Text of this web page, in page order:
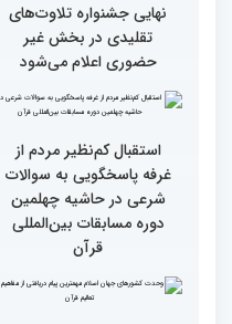
گزارش تصویری اولین روز
رقابت بخش بانوان چهلمین
دوره مسابقات بین المللی
قرآن کریم (بخش دوم)
سوم اسفند، نتایج مرحله
نهایی جشنواره تلاوت‌های
تقلیدی در بخش غیر
حضوری اعلام می‌شود